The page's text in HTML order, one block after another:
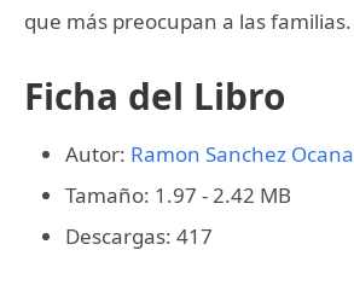
que más preocupan a las familias.
Ficha del Libro
Autor: Ramon Sanchez Ocana
Tamaño: 1.97 - 2.42 MB
Descargas: 417